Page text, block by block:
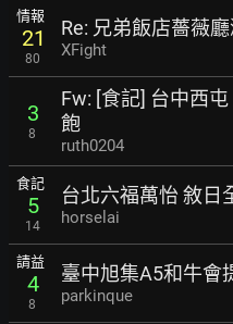
情報
21
80
Re: 兄弟飯店薔薇
XFight
3
8
Fw: [食記] 台中西
飽
ruth0204
食記
5
14
台北六福萬怡 敘日
horselai
請益
4
8
臺中旭集A5和牛會
parkinque